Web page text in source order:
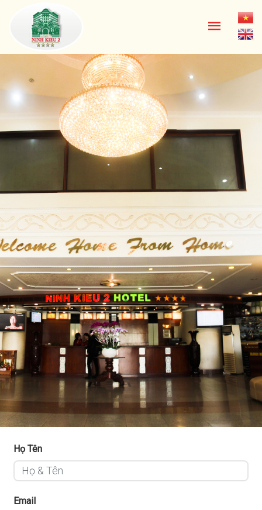
Họ Tên
Email